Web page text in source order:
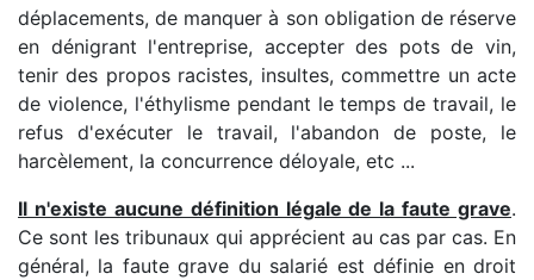
déplacements, de manquer à son obligation de réserve
en dénigrant l'entreprise, accepter des pots de vin,
tenir des propos racistes, insultes, commettre un acte
de violence, l'éthylisme pendant le temps de travail, le
refus d'exécuter le travail, l'abandon de poste, le
harcèlement, la concurrence déloyale, etc ...
Il n'existe aucune définition légale de la faute grave.
Ce sont les tribunaux qui apprécient au cas par cas. En
général, la faute grave du salarié est définie en droit